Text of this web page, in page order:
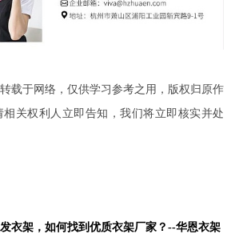
载于网络，仅供学习参考之用，版权归原作
关权利人立即告知，我们将立即核实并处
衣架，如何找到优质衣架厂家？--华恩衣架